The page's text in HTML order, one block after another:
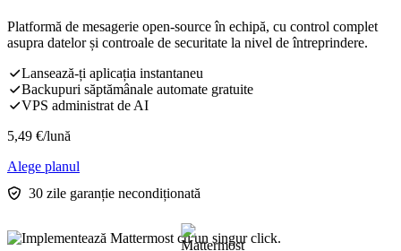
Platformă de mesagerie open-source în echipă, cu control complet
asupra datelor și controale de securitate la nivel de întreprindere.
Lansează-ți aplicația instantaneu
Backupuri săptămânale automate gratuite
VPS administrat de AI
5,49 €/lună
Alege planul
30 zile garanție necondiționată